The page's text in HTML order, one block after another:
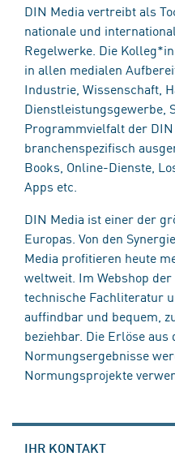
DIN Media vertreibt als
nationale und
Regelwerke. Die
in allen medialen
Industrie, Wissenschaft,
Dienstleistungsgewerbe,
Programmvielfalt der
branchenspezifisch
Books, Online-Dienste,
Apps etc.
DIN Media ist einer der
Europas. Von den
Media profitieren heute
weltweit. Im Webshop
technische Fachliteratur
auffindbar und bequem,
beziehbar. Die Erlöse aus
Normungsergebnisse
Normungsprojekte
IHR KONTAKT